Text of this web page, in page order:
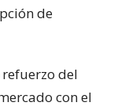
de
refuerzo del
con el